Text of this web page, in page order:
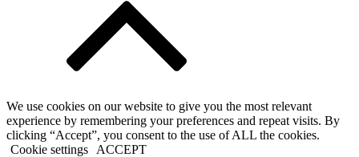
We use cookies on our website to give you the most relevant
experience by remembering your preferences and repeat visits. By
clicking “Accept”, you consent to the use of ALL the cookies.
Cookie settings
ACCEPT